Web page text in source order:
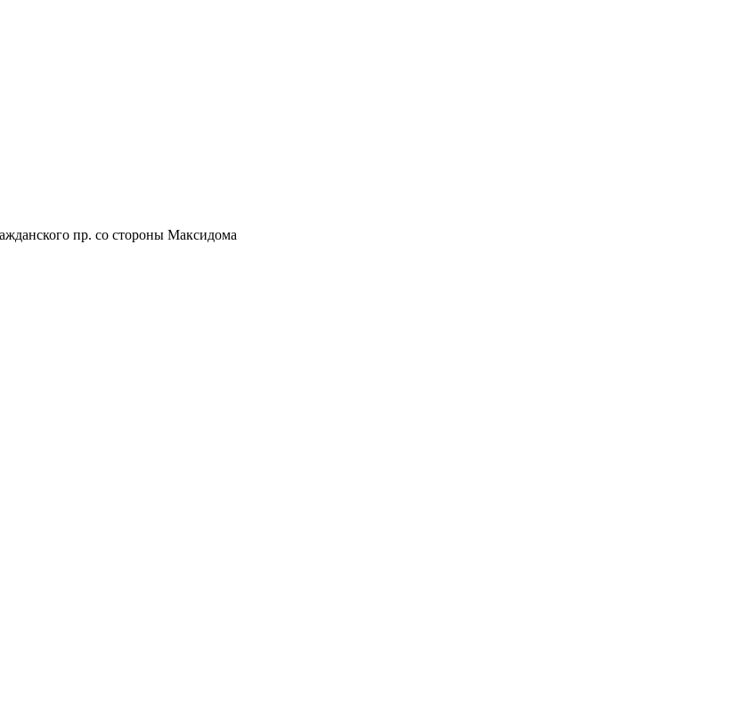
пр. со стороны Максидома